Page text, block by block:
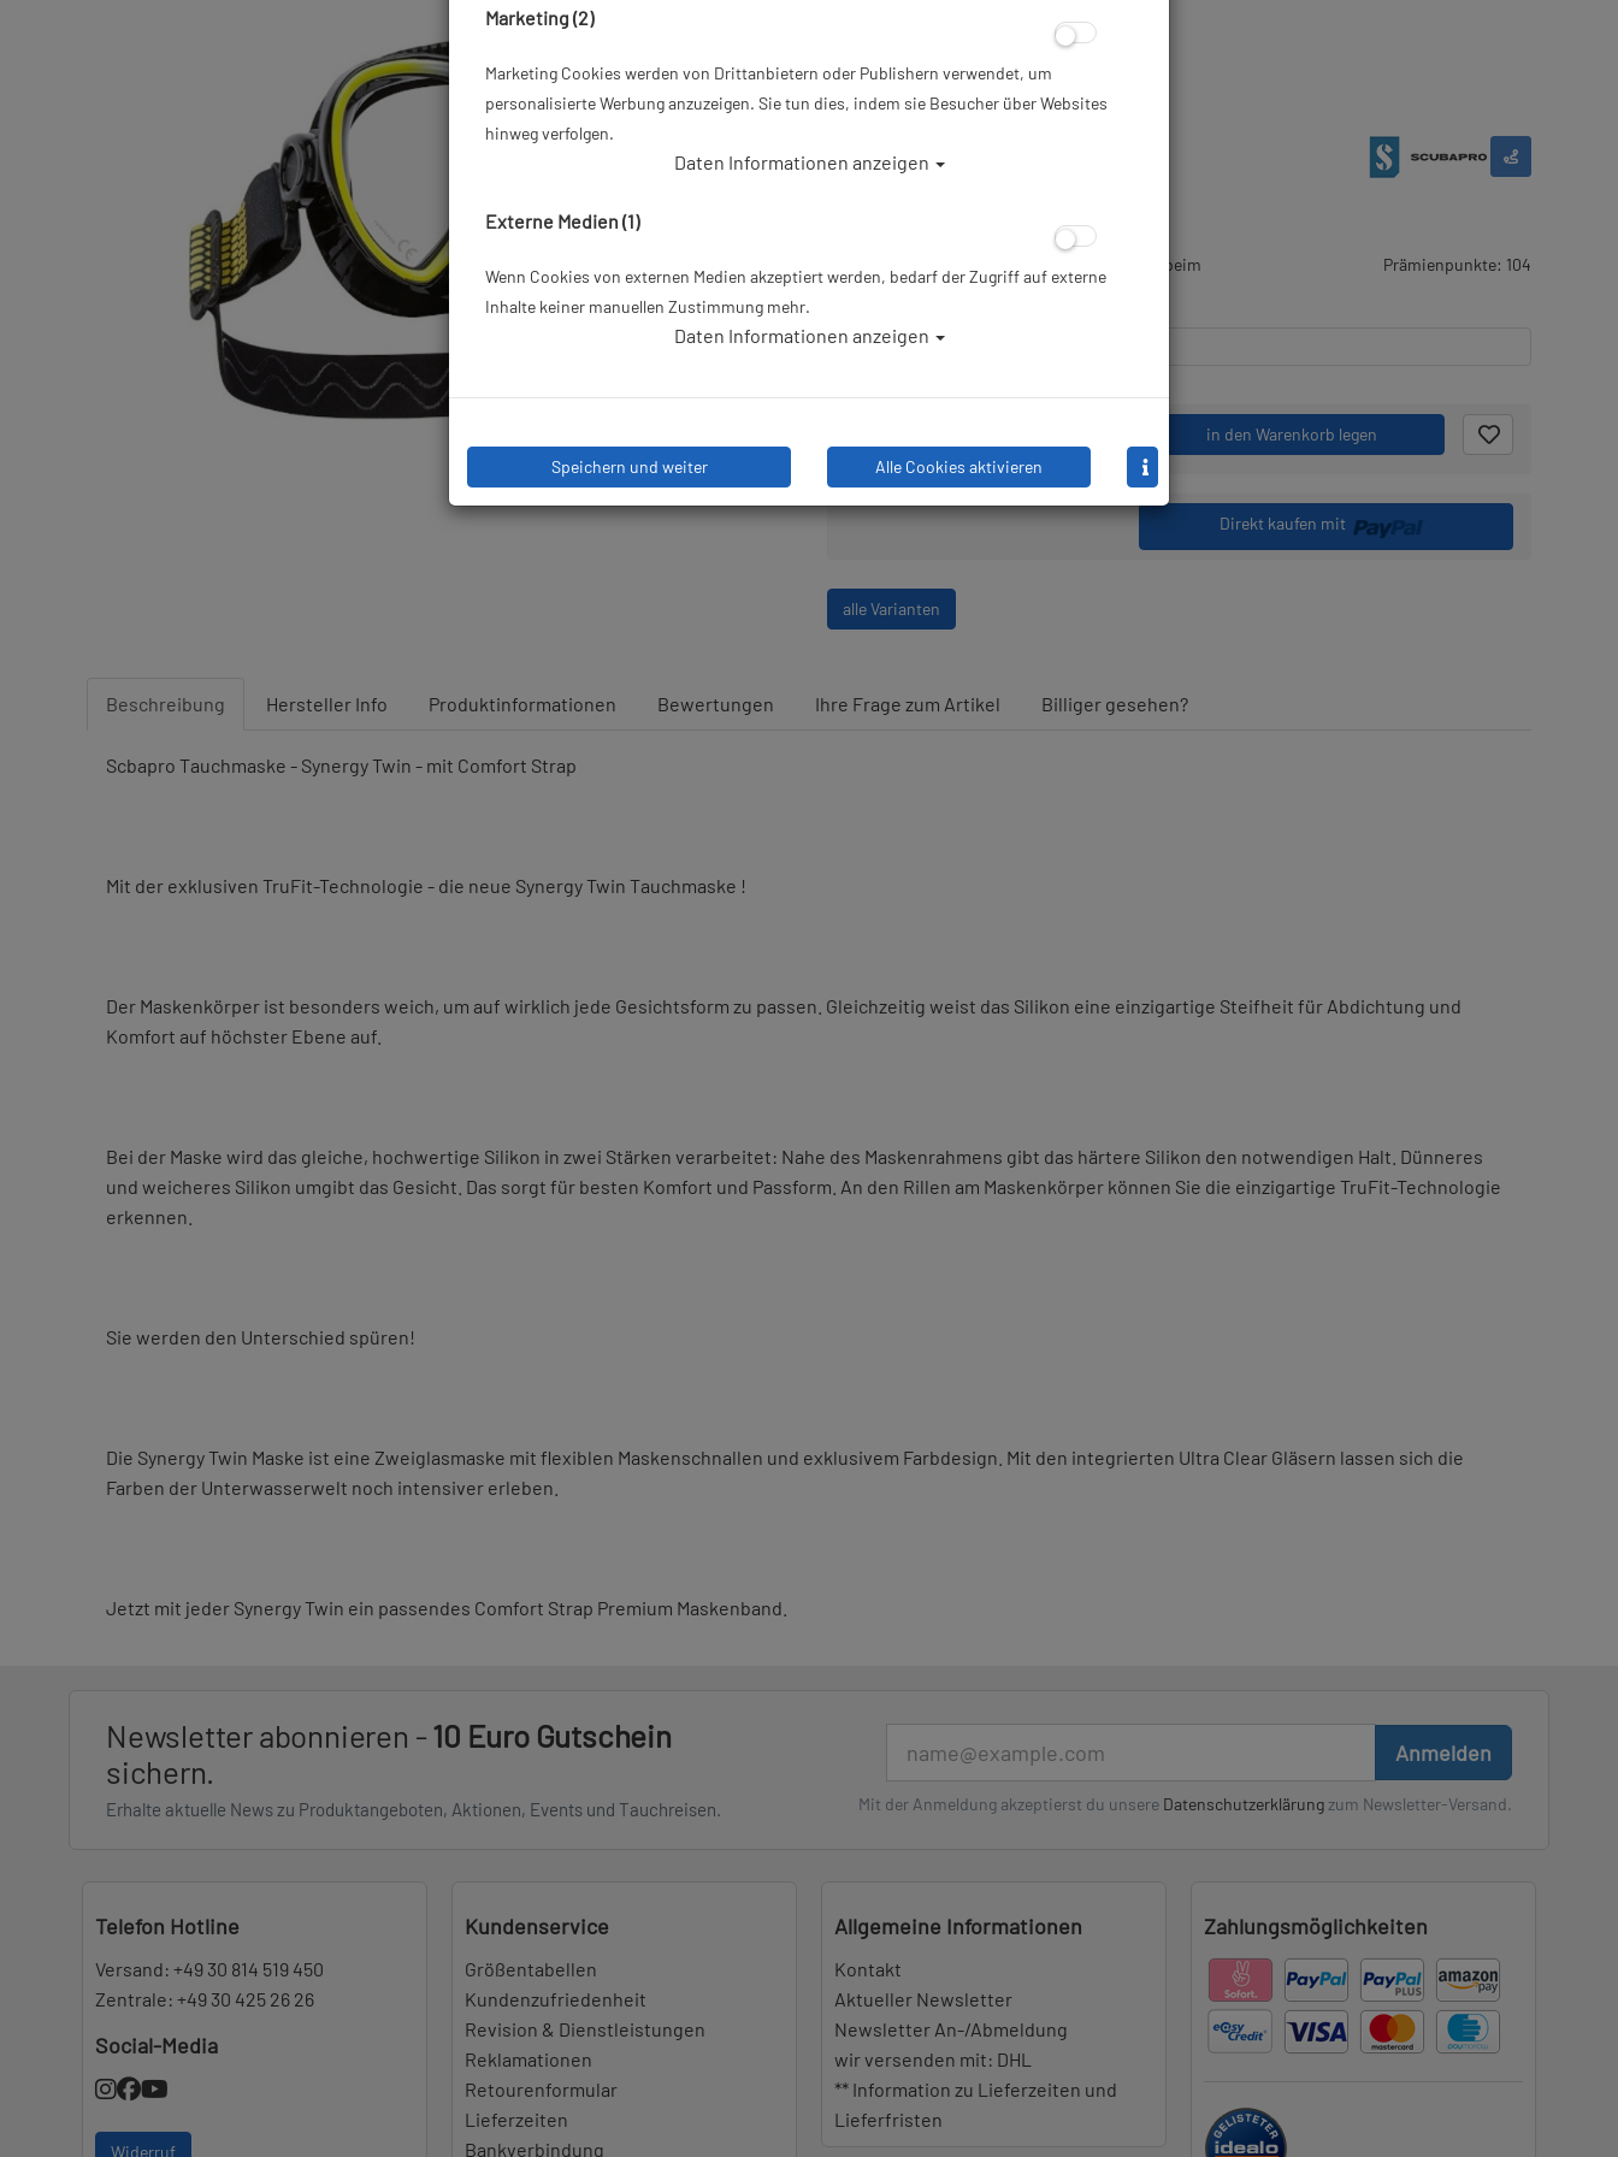
103,60 €
Lieferbar in 4-5 Werktagen, der Artikel ist beim
Prämienpunkte: 104
in den Warenkorb legen
Direkt kaufen mit
alle Varianten
Beschreibung Hersteller Info Produktinformationen Bewertungen Ihre Frage zum Artikel Billiger gesehen?
Scbapro Tauchmaske - Synergy Twin - mit Comfort Strap
Mit der exklusiven TruFit-Technologie - die neue Synergy Twin Tauchmaske !
Der Maskenkörper ist besonders weich, um auf wirklich jede Gesichtsform zu passen. Gleichzeitig weist das Silikon eine einzigartige Steifheit für Abdichtung und
Komfort auf höchster Ebene auf.
Bei der Maske wird das gleiche, hochwertige Silikon in zwei Stärken verarbeitet: Nahe des Maskenrahmens gibt das härtere Silikon den notwendigen Halt. Dünneres
und weicheres Silikon umgibt das Gesicht. Das sorgt für besten Komfort und Passform. An den Rillen am Maskenkörper können Sie die einzigartige TruFit-Technologie
erkennen.
Sie werden den Unterschied spüren!
Die Synergy Twin Maske ist eine Zweiglasmaske mit flexiblen Maskenschnallen und exklusivem Farbdesign. Mit den integrierten Ultra Clear Gläsern lassen sich die
Farben der Unterwasserwelt noch intensiver erleben.
Jetzt mit jeder Synergy Twin ein passendes Comfort Strap Premium Maskenband.
Newsletter abonnieren -10 Euro Gutschein
sichern.
Erhalte aktuelle News zu Produktangeboten, Aktionen, Events und Tauchreisen.
Anmelden
Mit der Anmeldung akzeptierst du unsere Datenschutzerklärung zum Newsletter-Versand.
Telefon Hotline
Versand: +49 30 814 519 450
Zentrale: +49 30 425 26 26
Social-Media
Widerruf
Kundenservice
Größentabellen
Kundenzufriedenheit
Revision & Dienstleistungen
Reklamationen
Retourenformular
Lieferzeiten
Bankverbindung
Allgemeine Informationen
Kontakt
Aktueller Newsletter
Newsletter An-/Abmeldung
wir versenden mit: DHL
** Information zu Lieferzeiten und
Lieferfristen
Zahlungsmöglichkeiten
Marketing (2)
Marketing Cookies werden von Drittanbietern oder Publishern verwendet, um
personalisierte Werbung anzuzeigen. Sie tun dies, indem sie Besucher über Websites
hinweg verfolgen.
Daten Informationen anzeigen
Externe Medien (1)
Wenn Cookies von externen Medien akzeptiert werden, bedarf der Zugriff auf externe
Inhalte keiner manuellen Zustimmung mehr.
Daten Informationen anzeigen
Speichern und weiter Alle Cookies aktivieren